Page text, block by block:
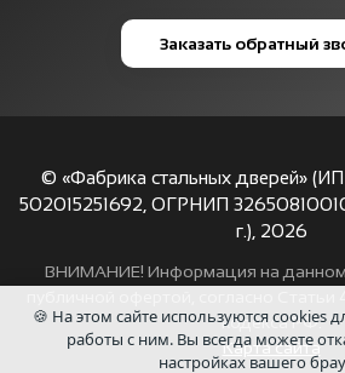
Заказать обратный
© «Фабрика стальных дверей»
502015251692, ОГРНИП
г.), 2026
ВНИМАНИЕ! Информация на данном
кодекса РФ.
Карта сайта
🍪 На этом сайте используются cookies
работы с ним. Вы всегда можете
настройках вашего